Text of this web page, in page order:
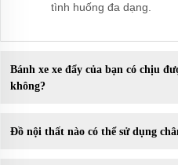
tình huống đa dạng.
Bánh xe xe đẩy của bạn có chịu
không?
Đồ nội thất nào có thể sử dụng